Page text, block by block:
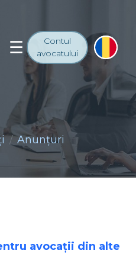
Contul
avocatului
Anunţuri
avocaţii din alte